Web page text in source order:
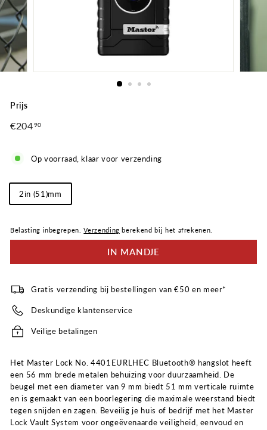
Prijs
Normale
€20490
Op voorraad, klaar voor verzending
Lengte
beugel
2in (51)mm
Belasting inbegrepen.Verzending berekend bij het afrekenen.
IN MANDJE
Gratis verzending bij bestellingen van €50 en meer*
Deskundige klantenservice
Veilige betalingen
Het Master Lock No. 4401EURLHEC Bluetooth® hangslot heeft
een 56 mm brede metalen behuizing voor duurzaamheid. De
beugel met een diameter van 9 mm biedt 51 mm verticale ruimte
en is gemaakt van een boorlegering die maximale weerstand biedt
tegen snijden en zagen. Beveilig je huis of bedrijf met het Master
Lock Vault System voor ongeëvenaarde veiligheid, eenvoud en